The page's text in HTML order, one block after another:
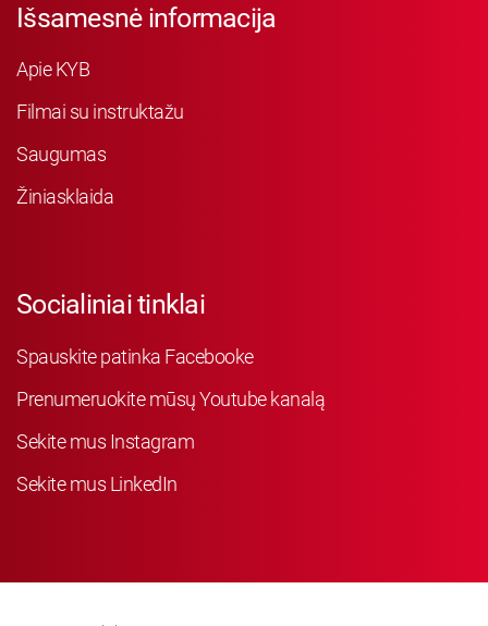
Išsamesnė informacija
Apie KYB
Filmai su instruktažu
Saugumas
Žiniasklaida
Socialiniai tinklai
Spauskite patinka Facebooke
Prenumeruokite mūsų Youtube kanalą
Sekite mus Instagram
Sekite mus LinkedIn